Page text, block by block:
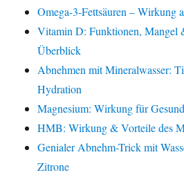
Omega-3-Fettsäuren – Wirkung
Vitamin D: Funktionen, Mangel
Überblick
Abnehmen mit Mineralwasser:
Hydration
Magnesium: Wirkung für
HMB: Wirkung & Vorteile des
Genialer Abnehm-Trick mit
Zitrone